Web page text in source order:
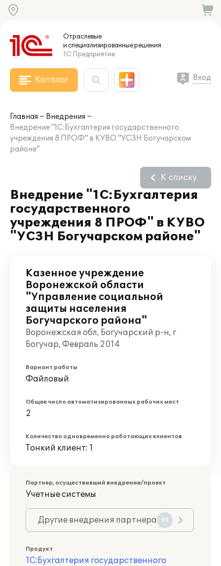
Отраслевые
и специализированныерешения
1С:Предприятие
Каталог Вход
Главная
Внедрения
Внедрение "1C:Бухгалтерия государственного
учреждения 8 ПРОФ" в КУВО "УСЗН Богучарском
районе"
Внедрение "1C:Бухгалтерия
государственного
учреждения 8 ПРОФ" в КУВО
"УСЗН Богучарском районе"
К списку
Казенное учреждение
Воронежской области
"Управление социальной
защиты населения
Богучарского района"
Воронежская обл, Богучарский р-н, г
Богучар, Февраль 2014
Вариант работы
Файловый
Общее число автоматизированных рабочих мест
2
Количество одновременно работающих клиентов
Тонкий клиент: 1
Партнер, осуществивший внедрение/проект
Учетные системы
Другие внедрения партнера 93
Продукт
1С:Бухгалтерия государственного